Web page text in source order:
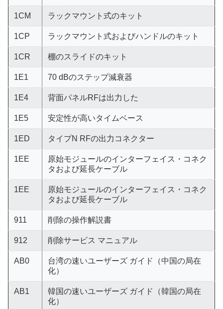
1CM ラックマウント式のキット
1CP ラックマウント式およびハンドルのキット
1CR 棚のスライドのキット
1E1 70 dBのステップ減衰器
1E4 背面パネルRFは出力した
1E5 安定性が高いタイムベース
1ED タイプN RFの出力コネクター
1EE
原始モジュールのインターフェイス・コネク
タおよび延長ケーブル
1EE
原始モジュールのインターフェイス・コネク
タおよび延長ケーブル
911 削除の操作解説書
912 削除サービス マニュアル
AB0
台湾の速いユーザーズ ガイド（中国の局在
化）
AB1
韓国の速いユーザーズ ガイド（韓国の局在
化）